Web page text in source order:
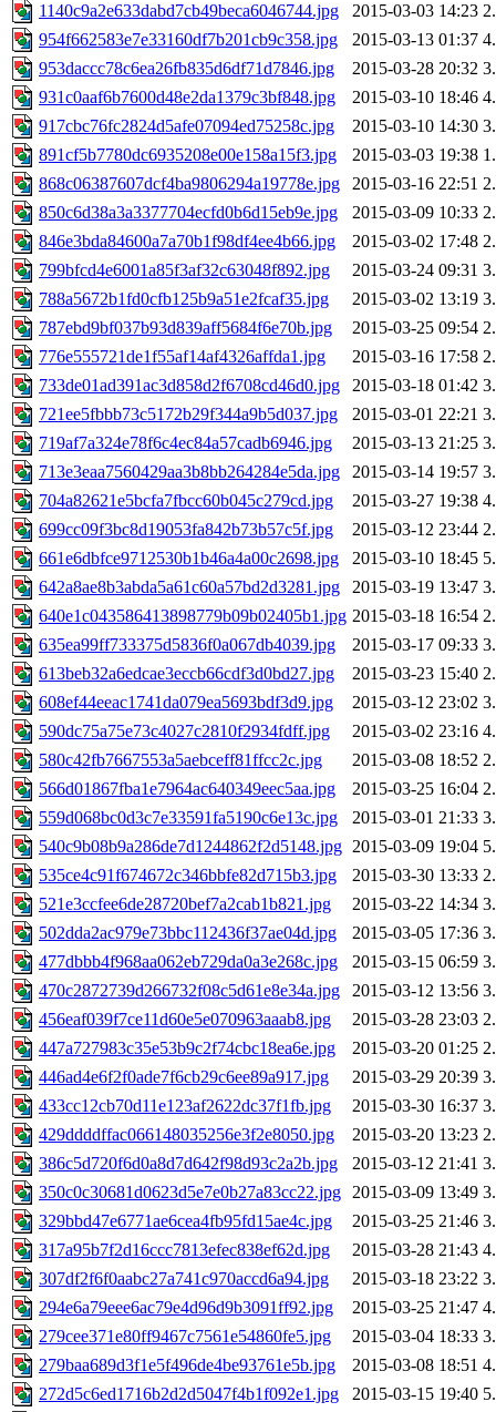
1140c9a2e633dabd7cb49beca6046744.jpg
2015-03-03 14:23
954f662583e7e33160df7b201cb9c358.jpg
2015-03-13 01:37
953daccc78c6ea26fb835d6df71d7846.jpg
2015-03-28 20:32
931c0aaf6b7600d48e2da1379c3bf848.jpg
2015-03-10 18:46
917cbc76fc2824d5afe07094ed75258c.jpg
2015-03-10 14:30
891cf5b7780dc6935208e00e158a15f3.jpg
2015-03-03 19:38
868c06387607dcf4ba9806294a19778e.jpg
2015-03-16 22:51
850c6d38a3a3377704ecfd0b6d15eb9e.jpg
2015-03-09 10:33
846e3bda84600a7a70b1f98df4ee4b66.jpg
2015-03-02 17:48
799bfcd4e6001a85f3af32c63048f892.jpg
2015-03-24 09:31
788a5672b1fd0cfb125b9a51e2fcaf35.jpg
2015-03-02 13:19
787ebd9bf037b93d839aff5684f6e70b.jpg
2015-03-25 09:54
776e555721de1f55af14af4326affda1.jpg
2015-03-16 17:58
733de01ad391ac3d858d2f6708cd46d0.jpg
2015-03-18 01:42
721ee5fbbb73c5172b29f344a9b5d037.jpg
2015-03-01 22:21
719af7a324e78f6c4ec84a57cadb6946.jpg
2015-03-13 21:25
713e3eaa7560429aa3b8bb264284e5da.jpg
2015-03-14 19:57
704a82621e5bcfa7fbcc60b045c279cd.jpg
2015-03-27 19:38
699cc09f3bc8d19053fa842b73b57c5f.jpg
2015-03-12 23:44
661e6dbfce9712530b1b46a4a00c2698.jpg
2015-03-10 18:45
642a8ae8b3abda5a61c60a57bd2d3281.jpg
2015-03-19 13:47
640e1c043586413898779b09b02405b1.jpg 2015-03-18 16:54
635ea99ff733375d5836f0a067db4039.jpg
2015-03-17 09:33
613beb32a6edcae3eccb66cdf3d0bd27.jpg
2015-03-23 15:40
608ef44eeac1741da079ea5693bdf3d9.jpg
2015-03-12 23:02
590dc75a75e73c4027c2810f2934fdff.jpg
2015-03-02 23:16
580c42fb7667553a5aebceff81ffcc2c.jpg
2015-03-08 18:52
566d01867fba1e7964ac640349eec5aa.jpg
2015-03-25 16:04
559d068bc0d3c7e33591fa5190c6e13c.jpg
2015-03-01 21:33
540c9b08b9a286de7d1244862f2d5148.jpg 2015-03-09 19:04
535ce4c91f674672c346bbfe82d715b3.jpg
2015-03-30 13:33
521e3ccfee6de28720bef7a2cab1b821.jpg
2015-03-22 14:34
502dda2ac979e73bbc112436f37ae04d.jpg
2015-03-05 17:36
477dbbb4f968aa062eb729da0a3e268c.jpg
2015-03-15 06:59
470c2872739d266732f08c5d61e8e34a.jpg
2015-03-12 13:56
456eaf039f7ce11d60e5e070963aaab8.jpg
2015-03-28 23:03
447a727983c35e53b9c2f74cbc18ea6e.jpg
2015-03-20 01:25
446ad4e6f2f0ade7f6cb29c6ee89a917.jpg
2015-03-29 20:39
433cc12cb70d11e123af2622dc37f1fb.jpg
2015-03-30 16:37
429ddddffac066148035256e3f2e8050.jpg
2015-03-20 13:23
386c5d720f6d0a8d7d642f98d93c2a2b.jpg
2015-03-12 21:41
350c0c30681d0623d5e7e0b27a83cc22.jpg 2015-03-09 13:49
329bbd47e6771ae6cea4fb95fd15ae4c.jpg
2015-03-25 21:46
317a95b7f2d16ccc7813efec838ef62d.jpg
2015-03-28 21:43
307df2f6f0aabc27a741c970accd6a94.jpg
2015-03-18 23:22
294e6a79eee6ac79e4d96d9b3091ff92.jpg
2015-03-25 21:47
279cee371e80ff9467c7561e54860fe5.jpg
2015-03-04 18:33
279baa689d3f1e5f496de4be93761e5b.jpg
2015-03-08 18:51
272d5c6ed1716b2d2d5047f4b1f092e1.jpg
2015-03-15 19:40